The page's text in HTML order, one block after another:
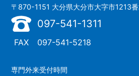
〒870-1151 大分県大分市大字市1213
097-541-1311
FAX 097-541-5218
専門外来受付時間